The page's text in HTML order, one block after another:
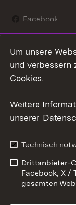
Facebook
Social Wall
Youtube
Kontakt
Barrierefreiheit
Impressum
Um unsere
und verbessern
Cookies.
Weitere
unserer
Technisch
Drittanbieter-
Facebook, X /
gesamten